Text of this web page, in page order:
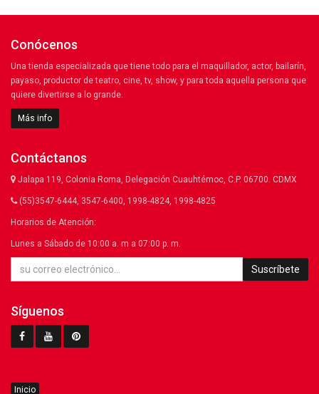
Conócenos
Una tienda especializada que tiene todo para el maquillador, actor, bailarín,
payaso, productor de teatro, cine, tv, show, y para toda aquella persona que
quiere divertirse a lo grande.
Más info
Contáctanos
Jalapa 119, Colonia Roma, Delegación Cuauhtémoc, C.P. 06700. CDMX
(55)3547-6444, 3547-6400, 1998-4824, 1998-4825
Horarios de Atención:
Lunes a Sábado de 10:00 a. m a 07:00 p. m.
Suscríbete
Síguenos
Inicio